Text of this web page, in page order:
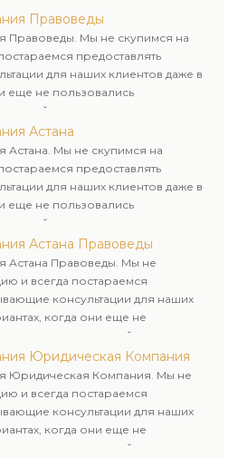
подход к каждому
Правоведы
Правоведы. Мы не скупимся на
предоставлять
для наших клиентов даже в
еще не пользовались
нашей компании.
Астана
Мы не скупимся на
предоставлять
для наших клиентов даже в
еще не пользовались
нашей компании.
Астана Правоведы
Астана Правоведы. Мы не
и всегда постараемся
консультации для наших
когда они еще не
услугами нашей компании.
Юридическая Компания
Юридическая Компания. Мы не
и всегда постараемся
консультации для наших
когда они еще не
услугами нашей компании.